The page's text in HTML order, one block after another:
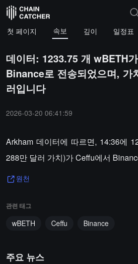
첫 페이지 속보 깊이 일정표
데이터: 1233.75 개 wBETH
Binance로 전송되었으며, 가
러입니다
2026-03-20 06:41:59
Arkham 데이터에 따르면, 14:36에
288만 달러 가치)가 Ceffu에서
원천
관련 태그
wBETH Ceffu Binance
주요 뉴스